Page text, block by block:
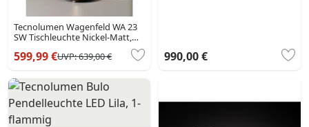
Tecnolumen Wagenfeld WA 23
SW Tischleuchte Nickel-Matt,
599,99 €UVP:639,00 € 990,00 €